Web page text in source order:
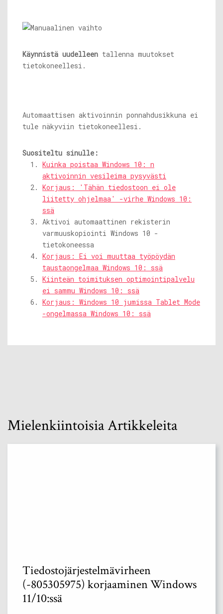
Käynnistä uudelleen tallenna muutokset
tietokoneellesi.
Automaattisen aktivoinnin ponnahdusikkuna ei
tule näkyviin tietokoneellesi.
Suositeltu sinulle:
Kuinka poistaa Windows 10: n
aktivoinnin vesileima pysyvästi
Korjaus: 'Tähän tiedostoon ei ole
liitetty ohjelmaa' -virhe Windows 10:
ssä
Aktivoi automaattinen rekisterin
varmuuskopiointi Windows 10 -
tietokoneessa
Korjaus: Ei voi muuttaa työpöydän
taustaongelmaa Windows 10: ssä
Kiinteän toimituksen optimointipalvelu
ei sammu Windows 10: ssä
Korjaus: Windows 10 jumissa Tablet Mode
-ongelmassa Windows 10: ssä
Mielenkiintoisia Artikkeleita
Tiedostojärjestelmävirheen
(-805305975) korjaaminen Windows
11/10:ssä